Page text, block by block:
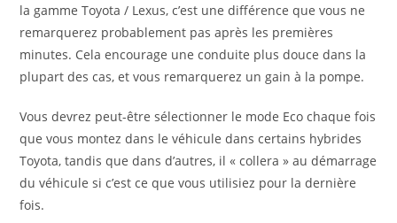
la gamme Toyota / Lexus, c’est une différence que vous ne
remarquerez probablement pas après les premières
minutes. Cela encourage une conduite plus douce dans la
plupart des cas, et vous remarquerez un gain à la pompe.
Vous devrez peut-être sélectionner le mode Eco chaque fois
que vous montez dans le véhicule dans certains hybrides
Toyota, tandis que dans d’autres, il « collera » au démarrage
du véhicule si c’est ce que vous utilisiez pour la dernière
fois.